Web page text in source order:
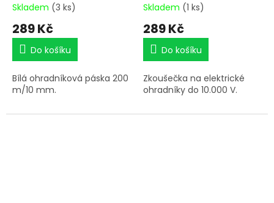
Skladem (3 ks)
289 Kč
Do košíku
Bílá ohradníková páska 200
m/10 mm.
Skladem (1 ks)
289 Kč
Do košíku
Zkoušečka na elektrické
ohradníky do 10.000 V.